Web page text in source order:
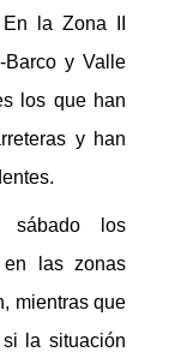
la Zona II
Barco y Valle
los que han
y han
sábado los
en las zonas
mientras que
la situación